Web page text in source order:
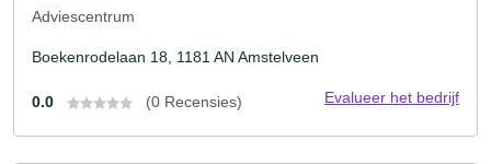
Adviescentrum
Boekenrodelaan 18, 1181 AN Amstelveen
0.0 (0 Recensies) Evalueer het bedrijf